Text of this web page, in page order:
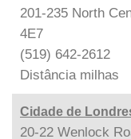
201-235 North
4E7
(519) 642-2612
Distância milhas
Cidade de
20-22 Wenlock